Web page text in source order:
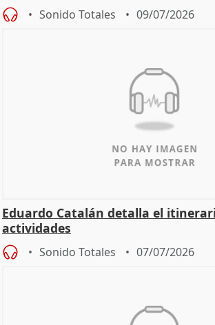
Sonido Totales 09/07/2026
Eduardo Catalán detalla el
actividades
Sonido Totales 07/07/2026